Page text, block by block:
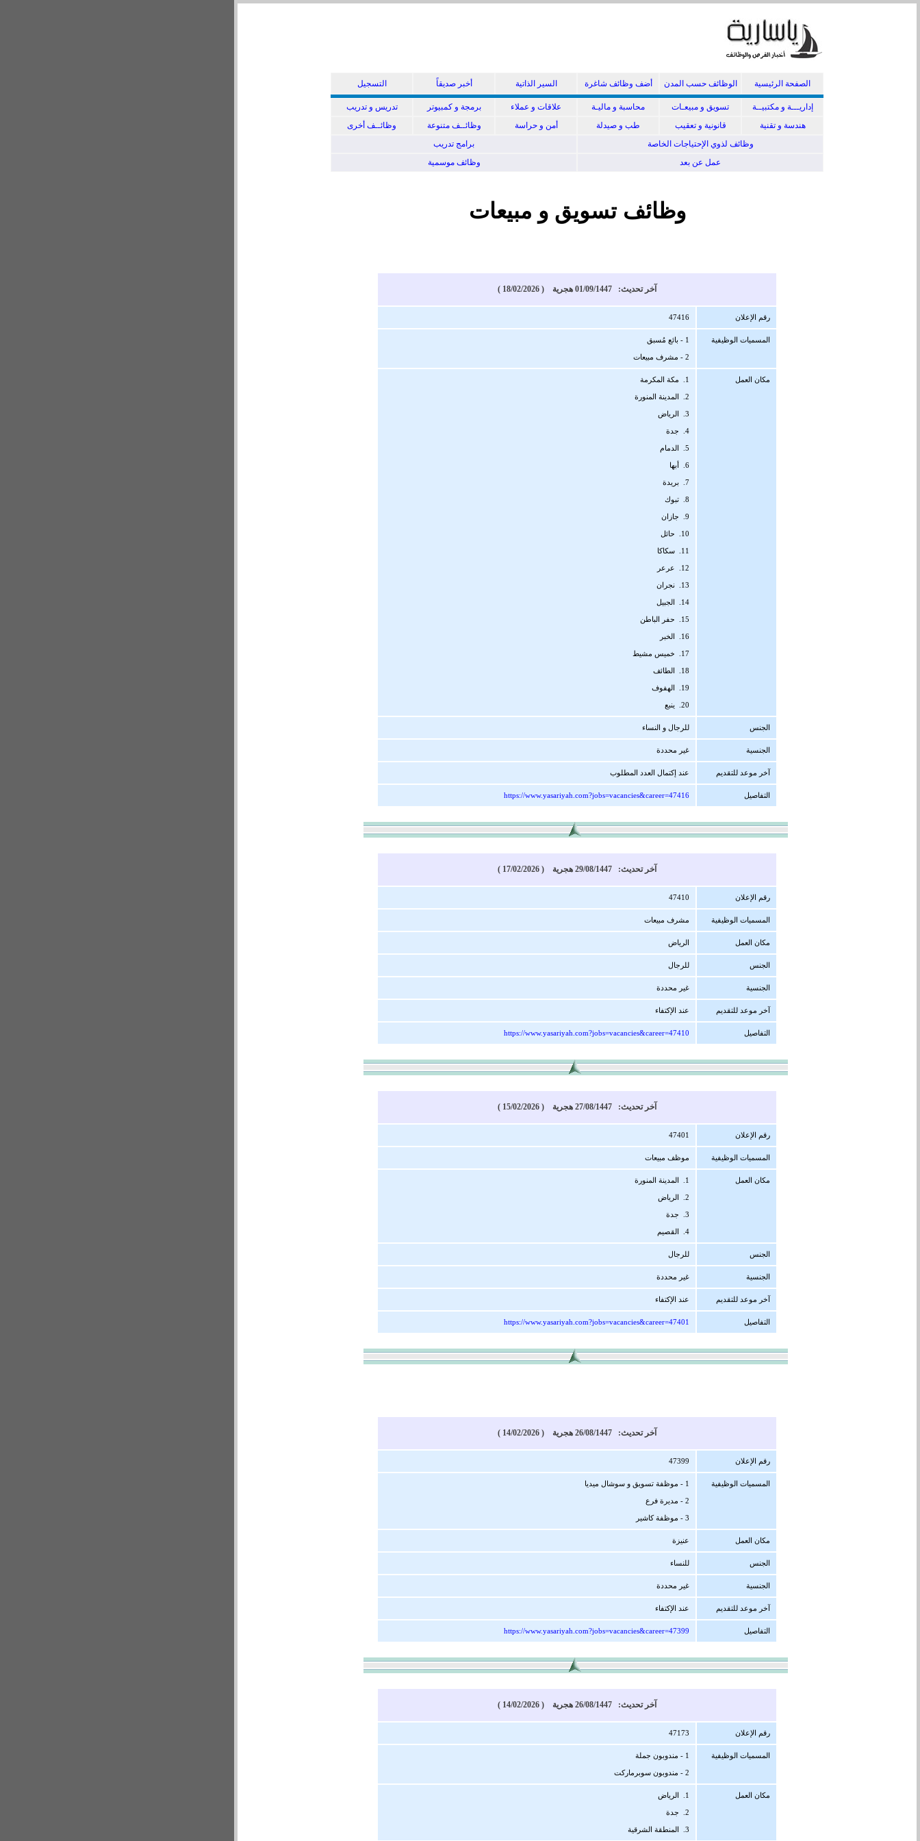
الصفحة الرئيسية الوظائف حسب المدن أضف وظائف شاغرة السير الذاتية أخبر صديقاً التسجيل
إداريـــة و مكتبيــة تسويق و مبيعـات محاسبة و ماليـة علاقات و عملاء برمجة و كمبيوتر
تدريس و تدريب
هندسة و تقنية
قانونية و تعقيب طب و صيدلة أمن و حراسة وظائــف متنوعة
وظائــف أخرى
وظائف لذوي الإحتياجات الخاصة
برامج تدريب
عمل عن بعد
وظائف موسمية
وظائف تسويق و مبيعات
آخر تحديث: 01/09/1447 هجرية ( 18/02/2026 )
رقم الإعلان 47416
المسميات الوظيفية 1 - بائع مُسبق
2 - مشرف مبيعات
مكان العمل 1. مكة المكرمة
2. المدينة المنورة
3. الرياض
4. جدة
5. الدمام
6. أبها
7. بريدة
8. تبوك
9. جازان
10. حائل
11. سكاكا
12. عرعر
13. نجران
14. الجبيل
15. حفر الباطن
16. الخبر
17. خميس مشيط
18. الطائف
19. الهفوف
20. ينبع
الجنس للرجال و النساء
الجنسية غير محددة
آخر موعد للتقديم عند إكتمال العدد المطلوب
التفاصيل https://www.yasariyah.com?jobs=vacancies&career=47416
آخر تحديث: 29/08/1447 هجرية ( 17/02/2026 )
رقم الإعلان 47410
المسميات الوظيفية مشرف مبيعات
مكان العمل الرياض
الجنس للرجال
الجنسية غير محددة
آخر موعد للتقديم عند الإكتفاء
التفاصيل https://www.yasariyah.com?jobs=vacancies&career=47410
آخر تحديث: 27/08/1447 هجرية ( 15/02/2026 )
رقم الإعلان 47401
المسميات الوظيفية موظف مبيعات
مكان العمل 1. المدينة المنورة
2. الرياض
3. جدة
4. القصيم
الجنس للرجال
الجنسية غير محددة
آخر موعد للتقديم عند الإكتفاء
التفاصيل https://www.yasariyah.com?jobs=vacancies&career=47401
آخر تحديث: 26/08/1447 هجرية ( 14/02/2026 )
رقم الإعلان 47399
المسميات الوظيفية 1 - موظفة تسويق و سوشال ميديا
2 - مديرة فرع
3 - موظفة كاشير
مكان العمل عنيزة
الجنس للنساء
الجنسية غير محددة
آخر موعد للتقديم عند الإكتفاء
التفاصيل https://www.yasariyah.com?jobs=vacancies&career=47399
آخر تحديث: 26/08/1447 هجرية ( 14/02/2026 )
رقم الإعلان 47173
المسميات الوظيفية 1 - مندوبون جملة
2 - مندوبون سوبرماركت
مكان العمل 1. الرياض
2. جدة
3. المنطقة الشرقية